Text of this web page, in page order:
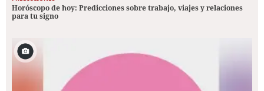
Horóscopo de hoy: Predicciones sobre trabajo, viajes y relaciones
para tu signo